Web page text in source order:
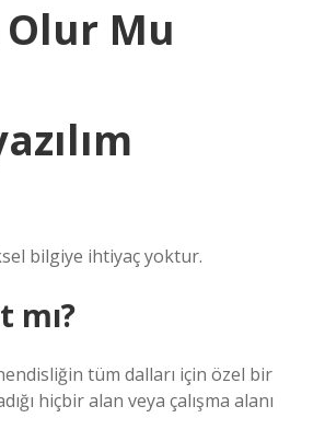
Mu
bilgiye ihtiyaç yoktur.
tüm dalları için özel bir
hiçbir alan veya çalışma alanı